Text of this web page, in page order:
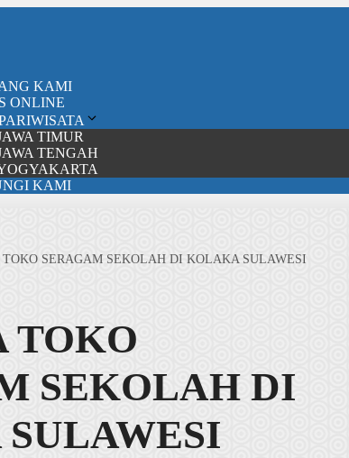
KAMI
ONLINE
TIMUR
TENGAH
KAMI
TOKO SERAGAM SEKOLAH DI KOLAKA SULAWESI
TOKO
SEKOLAH DI